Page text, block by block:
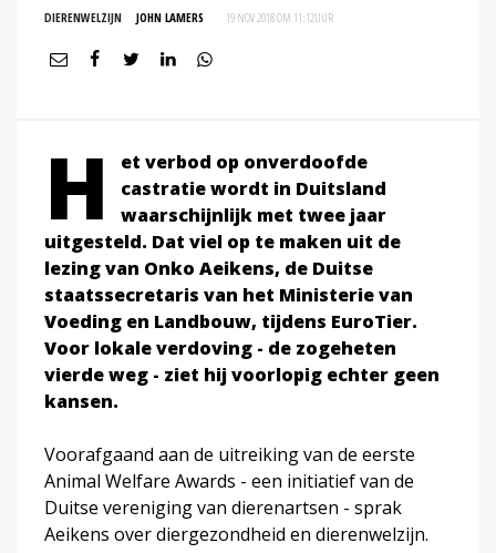
DIERENWELZIJN JOHN LAMERS 19 NOV 2018 OM 11:12UUR
H
et verbod op onverdoofde
castratie wordt in Duitsland
waarschijnlijk met twee jaar
uitgesteld. Dat viel op te maken uit de
lezing van Onko Aeikens, de Duitse
staatssecretaris van het Ministerie van
Voeding en Landbouw, tijdens EuroTier.
Voor lokale verdoving - de zogeheten
vierde weg - ziet hij voorlopig echter geen
kansen.
Voorafgaand aan de uitreiking van de eerste
Animal Welfare Awards - een initiatief van de
Duitse vereniging van dierenartsen - sprak
Aeikens over diergezondheid en dierenwelzijn.